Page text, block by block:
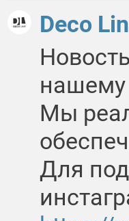
Deco
нашему
Мы
Для